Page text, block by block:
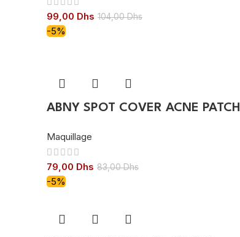
99,00 Dhs 104,00Dhs
-5%
ABNY SPOT COVER ACNE PATCH
Maquillage
79,00 Dhs 83,00Dhs
-5%